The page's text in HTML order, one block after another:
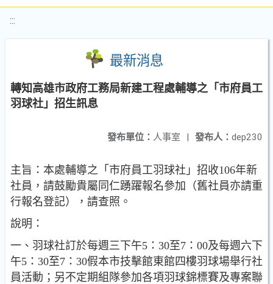
:::
最新消息
轉知高雄市政府工務局新建工程處輔導之「市府員工
羽球社」招生訊息
發布人： dep230
發布單位： 人事室 |
主旨：本處輔導之「市府員工羽球社」招收106年新
社員，請鼓勵貴屬同仁踴躍報名參加（舊社員亦請重
行報名登記），請查照。
說明：
一、羽球社訂於每週三下午5：30至7：00及每週六下
午5：30至7：30假本市技擊館東館四樓羽球場舉行社
員活動；另不定期組隊參加各項羽球錦標賽及專案聯